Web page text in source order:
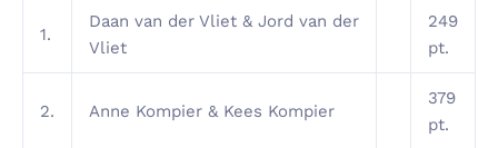
1.
Daan van der Vliet & Jord van der
Vliet
249
pt.
2. Anne Kompier & Kees Kompier
379
pt.